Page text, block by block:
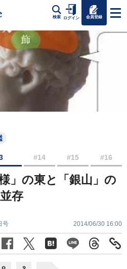
検索 ログイン 会員登録
#14 #15 #16
」の東と「銀山」の
存
号 2014/06/30 16:00